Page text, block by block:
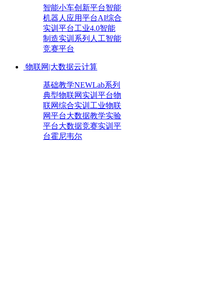
智能小车创新平台智能
机器人应用平台AI综合
实训平台工业4.0智能
制造实训系列 人工智能
竞赛平台
物联网|大数据云计算
基础教学NEWLab系列
典型物联网实训平台物
联网综合实训 工业物联
网平台大数据教学实验
平台大数据竞赛实训平
台霍尼韦尔